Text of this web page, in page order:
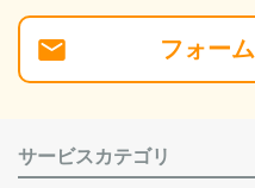
フォーム
サービスカテゴリ